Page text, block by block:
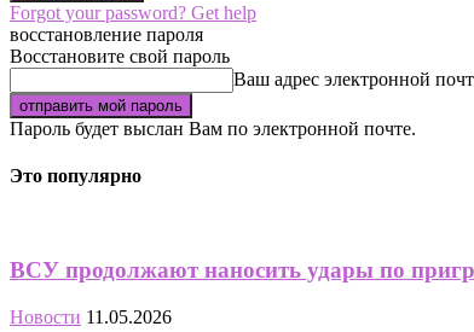
Forgot your password? Get help
восстановление пароля
Восстановите свой пароль
Ваш адрес электронной
Пароль будет выслан Вам по электронной почте.
Это популярно
ВСУ продолжают наносить удары по
Новости 11.05.2026